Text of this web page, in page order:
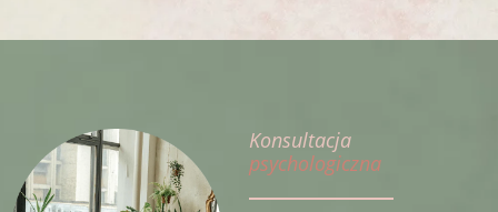
Konsultacja
psychologiczna